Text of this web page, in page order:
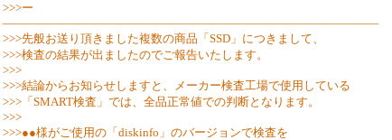
>>>ー
――――――――――――――――――――――――――――――――
>>>先般お送り頂きました複数の商品「SSD」につきまして、
>>>検査の結果が出ましたのでご報告いたします。
>>>
>>>結論からお知らせしますと、メーカー検査工場で使用している
>>>「SMART検査」では、全品正常値での判断となります。
>>>
>>>●●様がご使用の「diskinfo」のバージョンで検査を